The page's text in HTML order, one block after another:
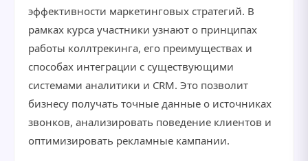
эффективности маркетинговых стратегий. В
рамках курса участники узнают о принципах
работы коллтрекинга, его преимуществах и
способах интеграции с существующими
системами аналитики и CRM. Это позволит
бизнесу получать точные данные о источниках
звонков, анализировать поведение клиентов и
оптимизировать рекламные кампании.